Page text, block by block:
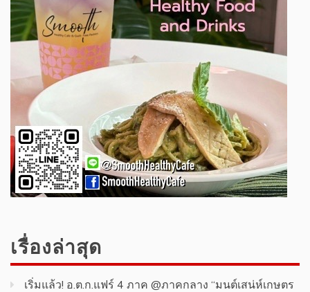
เรื่องล่าสุด
เริ่มแล้ว! อ.ต.ก.แฟร์ 4 ภาค @ภาคกลาง “มนต์เสน่ห์เกษตร